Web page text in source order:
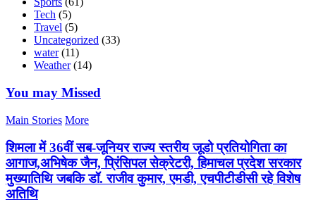
Tech (5)
Travel (5)
Uncategorized (33)
water(11)
Weather(14)
You may Missed
Main Stories More
शिमला में 36वीं सब-जूनियर राज्य स्तरीय जूडो प्रतियोगिता का
आगाज,अभिषेक जैन, प्रिंसिपल सेक्रेटरी, हिमाचल प्रदेश सरकार
मुख्यातिथि जबकि डॉ. राजीव कुमार, एमडी, एचपीटीडीसी रहे विशेष
अतिथि